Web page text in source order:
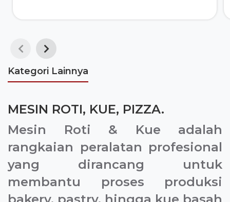
Kategori Lainnya
MESIN ROTI, KUE, PIZZA.
Mesin Roti & Kue adalah
rangkaian peralatan profesional
yang dirancang untuk
membantu proses produksi
bakery, pastry, hingga kue basah